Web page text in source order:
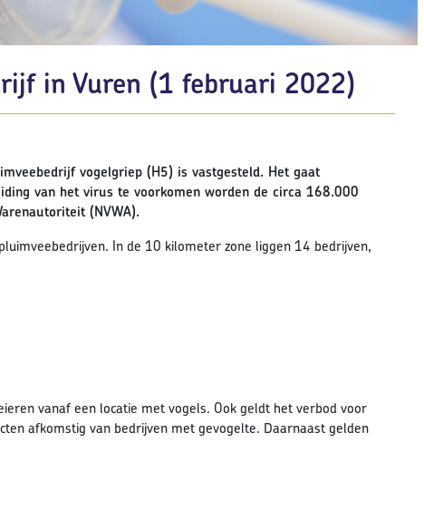
in Vuren (1 februari 2022)
vogelgriep (H5) is vastgesteld. Het gaat
van het virus te voorkomen worden de circa 168.000
(NVWA).
In de 10 kilometer zone liggen 14 bedrijven,
vanaf een locatie met vogels. Ook geldt het verbod voor
afkomstig van bedrijven met gevogelte. Daarnaast gelden